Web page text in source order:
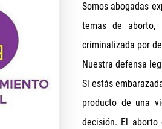
Somos abogadas
temas de aborto,
criminalizada por
Nuestra defensa
Si estás
producto de una
decisión. El aborto